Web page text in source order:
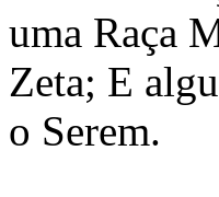
uma Raça
Zeta; E
o Serem.